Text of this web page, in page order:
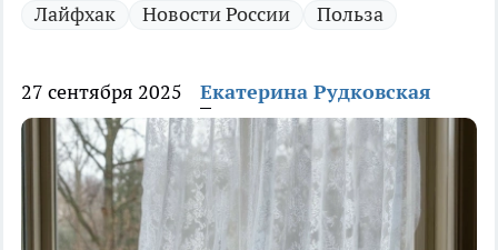
Лайфхак Новости России Польза
27 сентября 2025 Екатерина Рудковская